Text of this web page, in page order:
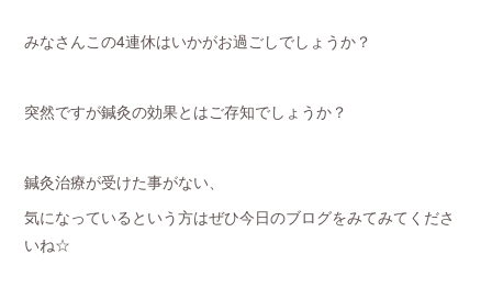
みなさんこの4連休はいかがお過ごしでしょうか？
突然ですが鍼灸の効果とはご存知でしょうか？
鍼灸治療が受けた事がない、
気になっているという方はぜひ今日のブログをみてみてくださ
いね☆